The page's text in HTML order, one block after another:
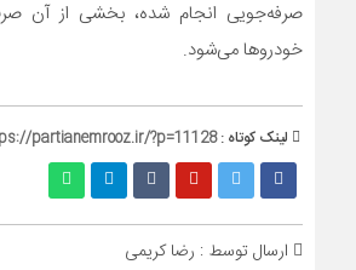
صرفه‌جویی انجام شده، بخشی از آن
خودروها می‌شود.
لینک کوتاه :partianemrooz.ir/?p=11128
ارسال توسط : رضا کریمی